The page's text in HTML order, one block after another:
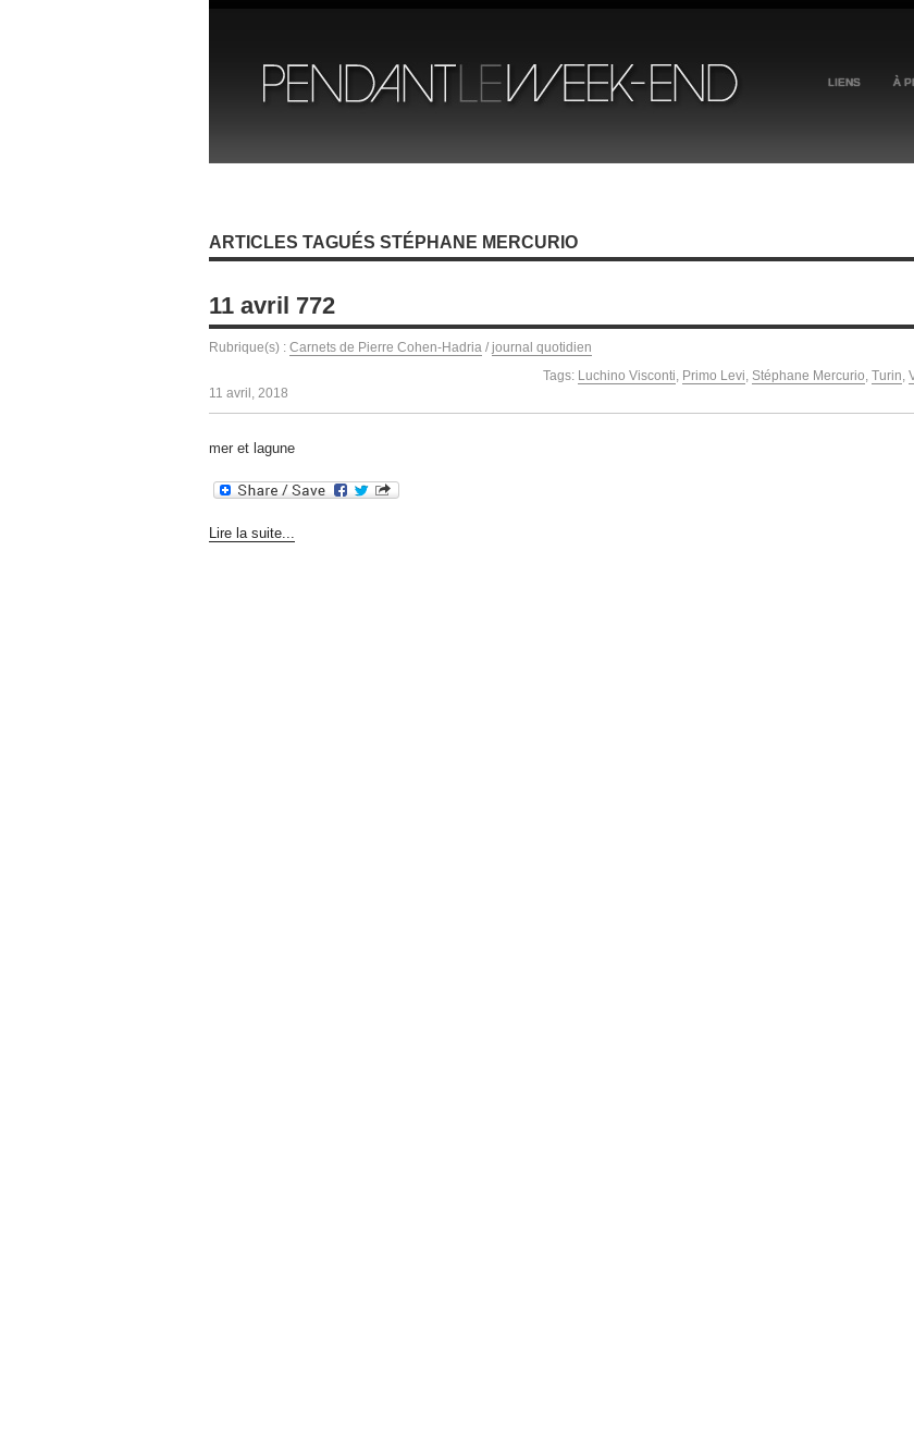
LIENS À
ARTICLES TAGUÉS STÉPHANE MERCURIO
11 avril 772
Rubrique(s) : Carnets de Pierre Cohen-Hadria / journal quotidien
Tags: Luchino Visconti, Primo Levi, Stéphane Mercurio, Turin,
11 avril, 2018
mer et lagune
Lire la suite...